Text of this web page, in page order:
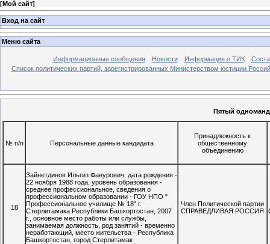
[Мой сайт]
Вход на сайт
Меню сайта
Информационные сообщения Новости Информация о ТИК
Список политических партий, зарегистрированных Министерством юстиции
Пятый
№ п/п Персональные данные кандидата
Принадлежность к
общественному
объединению
18
Зайнетдинов Ильгиз Фанурович, дата рождения -
22 ноября 1988 года, уровень образования -
среднее профессиональное, сведения о
профессиональном образовании - ГОУ НПО "
Профессиональное училище № 18" г.
Стерлитамака Республики Башкортостан, 2007
г., основное место работы или службы,
занимаемая должность, род занятий - временно
неработающий, место жительства - Республика
Башкортостан, город Стерлитамак
Член Политической партии
СПРАВЕДЛИВАЯ РОССИЯ